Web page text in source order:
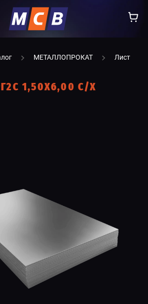
УСЛУГИ
МЕТАЛЛОПРОКАТ Лист
1,50Х6,00 С/Х